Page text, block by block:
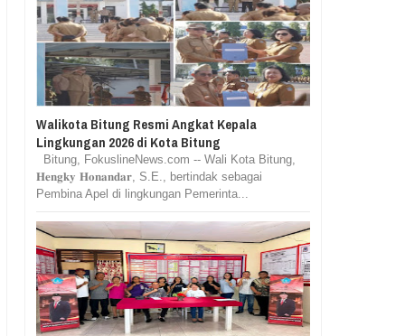
Walikota Bitung Resmi Angkat Kepala
Lingkungan 2026 di Kota Bitung
Bitung, FokuslineNews.com -- Wali Kota Bitung,
𝐇𝐞𝐧𝐠𝐤𝐲 𝐇𝐨𝐧𝐚𝐧𝐝𝐚𝐫, S.E., bertindak sebagai
Pembina Apel di lingkungan Pemerinta...